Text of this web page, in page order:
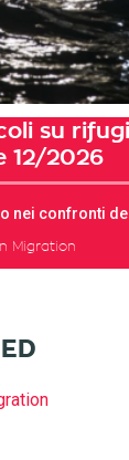
su
12/2026
nei confronti
Migration